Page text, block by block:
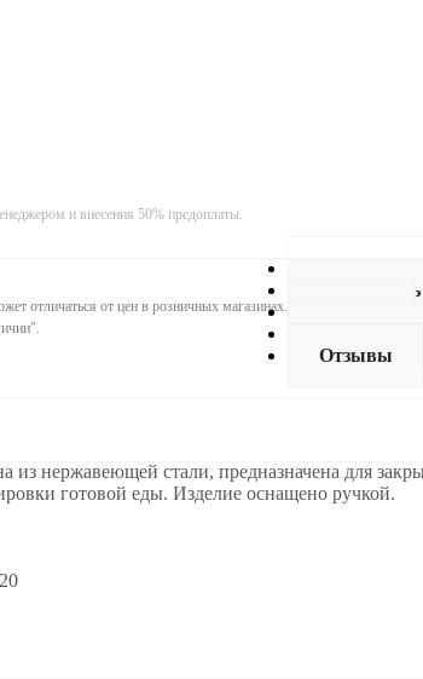
и внесения 50% предоплаты.
отличаться от цен в розничных магазинах.
Как купить
Отзывы
нержавеющей стали, предназначена для
готовой еды. Изделие оснащено ручкой.